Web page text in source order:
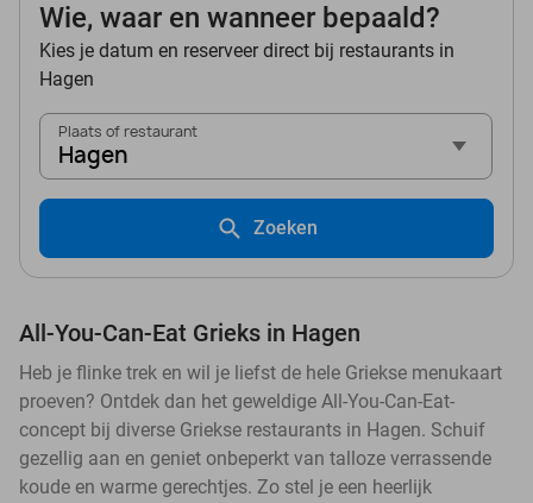
Wie, waar en wanneer bepaald?
Kies je datum en reserveer direct bij restaurants in
Hagen
Plaats of restaurant
Hagen
Zoeken
All-You-Can-Eat Grieks in Hagen
Heb je flinke trek en wil je liefst de hele Griekse menukaart
proeven? Ontdek dan het geweldige All-You-Can-Eat-
concept bij diverse Griekse restaurants in Hagen. Schuif
gezellig aan en geniet onbeperkt van talloze verrassende
koude en warme gerechtjes. Zo stel je een heerlijk